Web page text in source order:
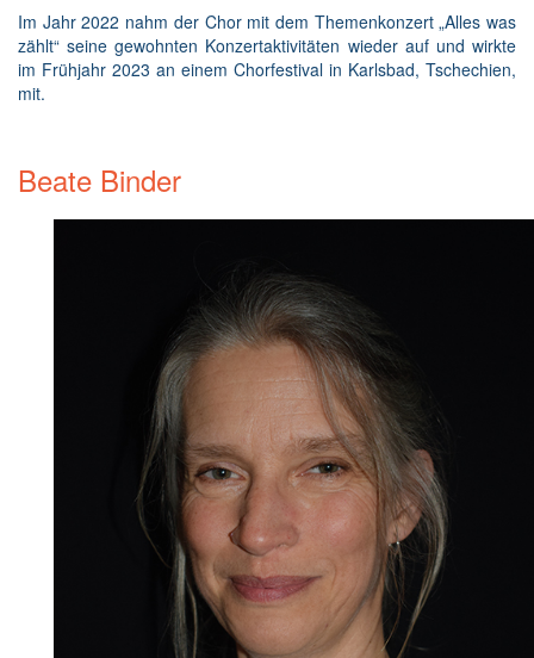
Im Jahr 2022 nahm der Chor mit dem Themenkonzert „Alles was
zählt“ seine gewohnten Konzertaktivitäten wieder auf und wirkte
im Frühjahr 2023 an einem Chorfestival in Karlsbad, Tschechien,
mit.
Beate Binder